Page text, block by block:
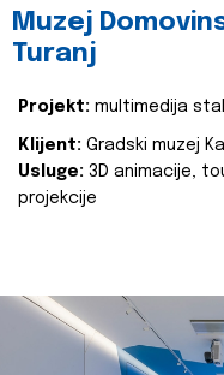
Muzej
Turanj
Projekt: multimedija
Klijent: Gradski muzej
Usluge: 3D animacije,
projekcije